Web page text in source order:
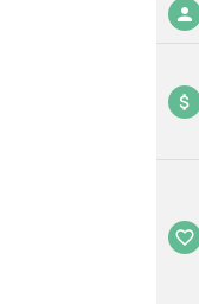
person
attach_money
favorite_border